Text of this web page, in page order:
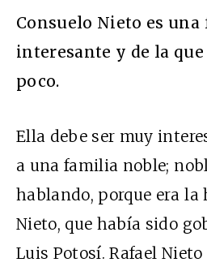
Consuelo Nieto es
interesante y de la
poco.
Ella debe ser muy
a una familia noble;
hablando, porque era la
Nieto, que había sido
Luis Potosí. Rafael